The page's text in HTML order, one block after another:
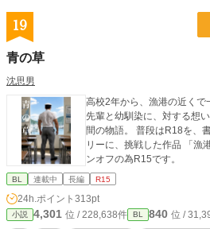
19
青の草
沈思男
高校2年から、漁港の近く
先輩と幼馴染に、対する想
間の物語。 普段はR18を、書いてる作家があえてR15カテゴ
リーに、挑戦した作品 「漁港」や「鋼」3部作の、青春スピ
ンオフの為R15です。
BL 連載中 長編 R15
24h.ポイント 313pt
小説 4,301 位 / 228,638件 BL 840 位 /